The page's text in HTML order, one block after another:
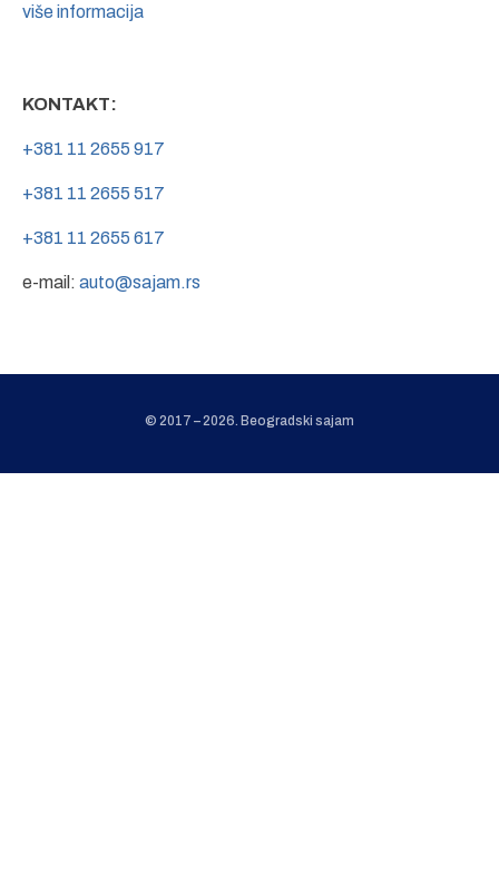
više informacija
KONTAKT:
+381 11 2655 917
+381 11 2655 517
+381 11 2655 617
e-mail: auto@sajam.rs
© 2017 – 2026. Beogradski sajam